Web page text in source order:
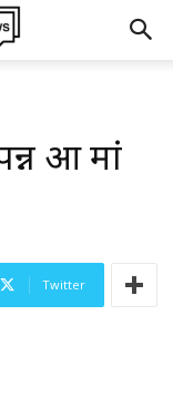
हुआ मां
Twitter